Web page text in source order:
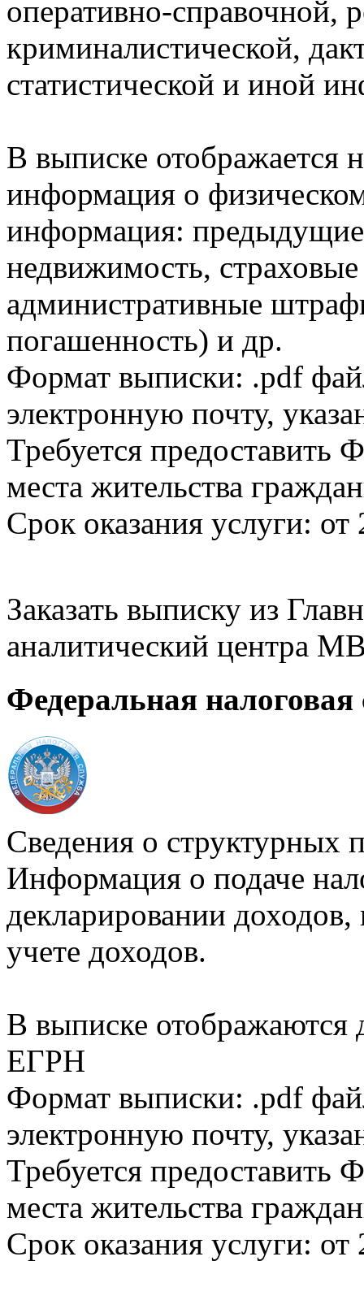
оперативно-справочной,
криминалистической,
статистической и иной
В выписке отображается
информация о
информация:
недвижимость,
административные
погашенность) и др.
Формат выписки: .pdf
электронную почту,
Требуется
места жительства
Срок оказания услуги: от
Заказать выписку из
аналитический центра
Федеральная налоговая
Сведения о структурных
Информация о подаче
декларировании доходов,
учете доходов.
В выписке
ЕГРН
Формат выписки: .pdf
электронную почту,
Требуется
места жительства
Срок оказания услуги: от